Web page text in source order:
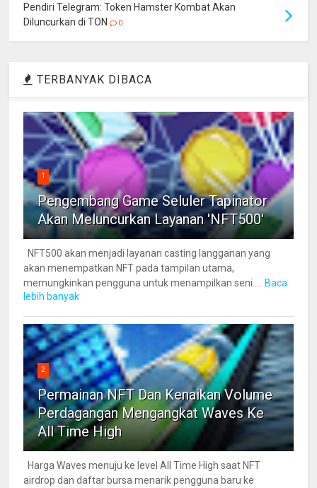
Pendiri Telegram: Token Hamster Kombat Akan
Diluncurkan di TON
0
TERBANYAK DIBACA
1
Pengembang Game Seluler Tapinator
Akan Meluncurkan Layanan 'NFT500'
NFT500 akan menjadi layanan casting langganan yang
akan menempatkan NFT pada tampilan utama,
memungkinkan pengguna untuk menampilkan seni ...
Baca
lebih banyak
2
Permainan NFT Dan Kenaikan Volume
Perdagangan Mengangkat Waves Ke
All Time High
Harga Waves menuju ke level All Time High saat NFT
airdrop dan daftar bursa menarik pengguna baru ke